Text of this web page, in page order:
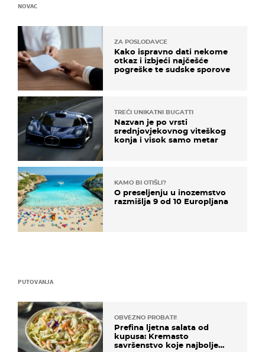
PUTOVANJA
OBVEZNO PROBATI!
Prefina ljetna salata od
kupusa: Kremasto
savršenstvo koje najbolje
NOVAC
ZA POSLODAVCE
Kako ispravno dati nekome
otkaz i izbjeći najčešće
pogreške te sudske sporove
TREĆI UNIKATNI BUGATTI
Nazvan je po vrsti
srednjovjekovnog viteškog
konja i visok samo metar
KAMO BI OTIŠLI?
O preseljenju u inozemstvo
razmišlja 9 od 10 Europljana